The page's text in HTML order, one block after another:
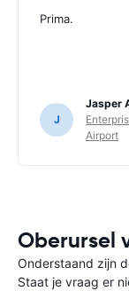
Prima.
J
Jasper
Airport
Oberursel
Onderstaand zijn
Staat je vraag er